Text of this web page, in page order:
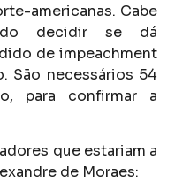
americanas. Cabe
decidir se dá
de impeachment
São necessários 54
para confirmar a
que estariam a
de Moraes: